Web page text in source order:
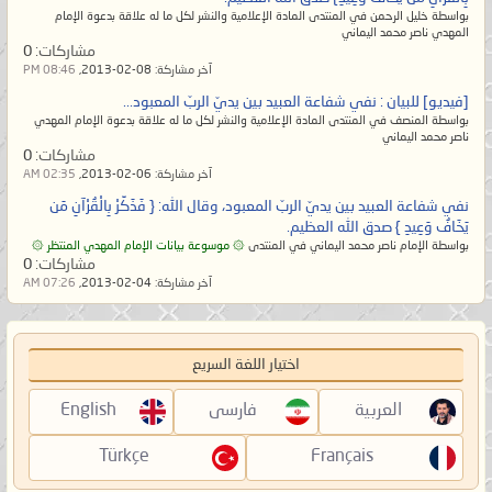
_____________
[ لقراءة البيان من الموسوعة ]
https://nasser-alyamani.org/showthread.php?t=35775
ماتولو لم يزل موجودًا لنهاهم عن ذلك
ولكن الشرك يحدث من بعد موته، فهلمّوا
لننظر إلى حوار المشركين المؤمنين بالله
ويشركون به عباده المُكرمين، وكذلك
حوار الكفار الذين عبدوا الأصنام دون أن
يعلموا سرّ عبادتها إلّا أنّهم وجدوا آباءهم
كابِرًا عن كابرٍ كذلك يفعلون فهم على
آثارهم يهرعون. وقال الله تعالى:{وَيَوْمَ
يُنَادِيهِمْ فَيَقُولُ أَيْنَ شُرَكَائِيَ الَّذِينَ كُنتُمْ
تَزْعُمُونَ ﴿٦٢﴾ قَالَ الَّذِينَ حَقَّ عَلَيْهِمُ
الْقَوْلُ رَبَّنَا هَـٰؤُلَاءِ الَّذِينَ أَغْوَيْنَا أَغْوَيْنَاهُمْ
كَمَا غَوَيْنَا ۖ تَبَرَّأْنَا إِلَيْكَ ۖ مَا كَانُوا إِيَّانَا يَعْبُدُونَ
﴿٦٣﴾}
صدق الله العظيم [القصص].
وإليكم التأويل بالحقّ؛ حقيقٌ لا أقول على
بواسطة خليل الرحمن في المنتدى المادة الإعلامية والنشر لكل ما له علاقة بدعوة الإمام
المهدي ناصر محمد اليماني
مشاركات:
آخر مشاركة: 08:46 PM
[فيديو] للبيان : نفي شفاعة العبيد بين يديّ الربّ المعبود...
بواسطة المنصف في المنتدى المادة الإعلامية والنشر لكل ما له علاقة بدعوة الإمام المهدي
ناصر محمد اليماني
مشاركات:
آخر مشاركة: 02:35 AM
نفي شفاعة العبيد بين يديّ الربّ المعبود، وقال الله: { فَذَكِّرْ‌ بِالْقُرْ‌آنِ مَن
يَخَافُ وَعِيدِ } صدق الله العظيم.
بواسطة الإمام ناصر محمد اليماني في المنتدى ۞ موسوعة بيانات الإمام المهدي المنتظر ۞
مشاركات:
آخر مشاركة: 07:26 AM
اختيار اللغة السريع
العربية فارسی English
Français
Türkçe